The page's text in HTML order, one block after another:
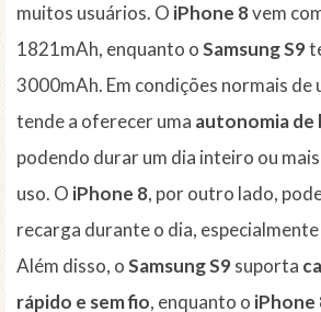
muitos usuários. O iPhone 8vem
1821mAh, enquanto oSamsung S9
3000mAh. Em condições normais de
tende a oferecer uma autonomia de
podendo durar um dia inteiro ou
uso. O iPhone 8, por outro lado,
recarga durante o dia,
Além disso, oSamsung S9suporta
rápido e sem fio, enquanto o iPhone